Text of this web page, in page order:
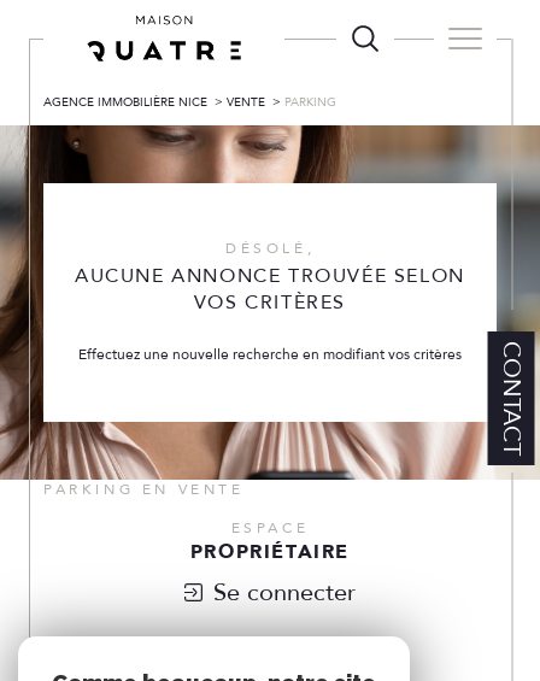
CONTACT
AGENCE IMMOBILIÈRE NICE VENTE PARKING
DÉSOLÉ,
AUCUNE ANNONCE TROUVÉE SELON
VOS CRITÈRES
Effectuez une nouvelle recherche en modifiant vos critères
PARKING EN VENTE
ESPACE
PROPRIÉTAIRE
Se connecter